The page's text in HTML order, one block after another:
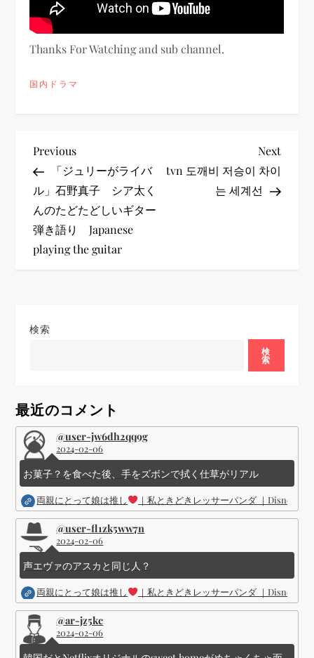
Thanks For Watching and sub channel.
国内ドラマ
投
稿
ナ
ビ
ー
ン
Previous
Post
Previous
「ジュリーがライバ
ル」石野真子 シア太く
んのたどたどしいギター
弾き語り Japanese
playing the guitar
Next
Next
tvn 도깨비 저승이 차이
는 세계선
検索
検
索
最近のコメント
@user-jw6dh2qq9g
2024-02-06
お菓子？を食べた後、手をズボンで拭く仕草がリアル
両親にとって娘は推し ｜私ときどきレッサーパンダ ｜Disney (
@user-fl1zk5ww7n
2024-02-06
声エヴァのアスカと同じ人？
両親にとって娘は推し ｜私ときどきレッサーパンダ ｜Disney (
@ar-jz5kc
2024-02-06